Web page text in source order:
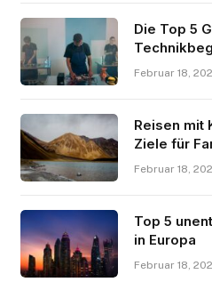
Die Top 5
Februar 18,
Reisen mit
Ziele für
Februar 18,
Top 5
in Europa
Februar 18,